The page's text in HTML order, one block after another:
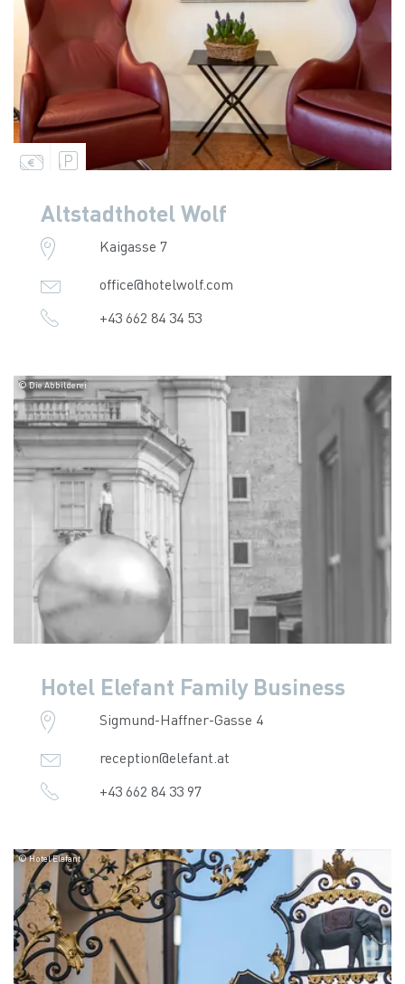
Altstadthotel Wolf
Kaigasse 7
office@hotelwolf.com
+43 662 84 34 53
© Die Abbilderei
Hotel Elefant Family Business
Sigmund-Haffner-Gasse 4
reception@elefant.at
+43 662 84 33 97
© Hotel Elefant